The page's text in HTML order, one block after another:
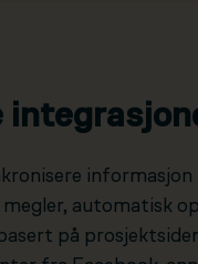
informasjon
automatisk
på